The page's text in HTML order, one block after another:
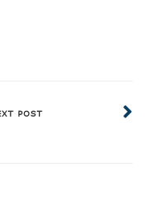
POST